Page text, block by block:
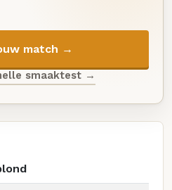
match →
smaaktest →